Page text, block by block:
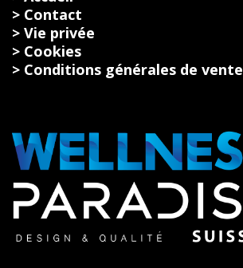
> Contact
> Vie privée
> Cookies
> Conditions générales de vente